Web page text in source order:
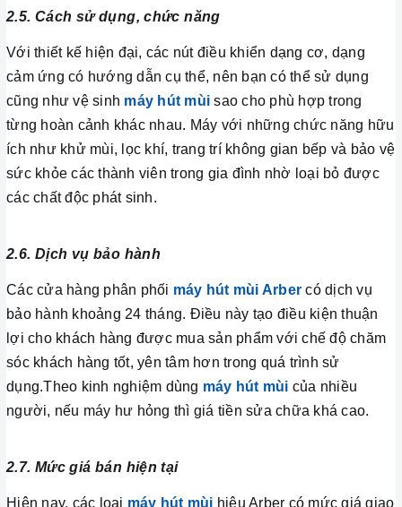
2.5. Cách sử dụng, chức năng
Với thiết kế hiện đại, các nút điều khiển dạng cơ, dạng
cảm ứng có hướng dẫn cụ thể, nên bạn có thể sử dụng
cũng như vệ sinh máy hút mùi sao cho phù hợp trong
từng hoàn cảnh khác nhau. Máy với những chức năng hữu
ích như khử mùi, lọc khí, trang trí không gian bếp và bảo vệ
sức khỏe các thành viên trong gia đình nhờ loại bỏ được
các chất độc phát sinh.
2.6. Dịch vụ bảo hành
Các cửa hàng phân phối máy hút mùi Arber có dịch vụ
bảo hành khoảng 24 tháng. Điều này tạo điều kiện thuận
lợi cho khách hàng được mua sản phẩm với chế độ chăm
sóc khách hàng tốt, yên tâm hơn trong quá trình sử
dụng.Theo kinh nghiệm dùng máy hút mùi của nhiều
người, nếu máy hư hỏng thì giá tiền sửa chữa khá cao.
2.7. Mức giá bán hiện tại
Hiện nay, các loại máy hút mùi hiệu Arber có mức giá giao